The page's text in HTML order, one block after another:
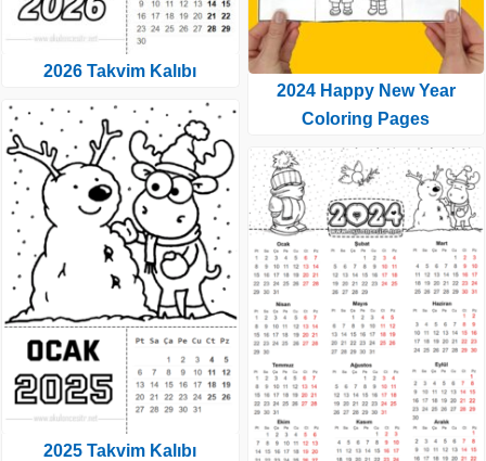
2026 Takvim Kalıbı
2025 Takvim Kalıbı
2024 Happy New Year
Coloring Pages